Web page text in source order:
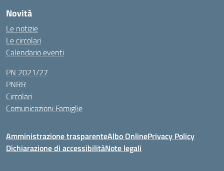
Novità
Le notizie
Le circolari
Calendario eventi
PN 2021/27
PNRR
Circolari
Comunicazioni Famiglie
Amministrazione trasparenteAlbo OnlinePrivacy Policy
Dichiarazione di accessibilitàNote legali